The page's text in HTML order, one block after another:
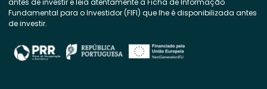
antes de investir e leia atentamente a Ficha de Informação
Fundamental para o Investidor (FIFI) que lhe é disponibilizada antes
de investir.